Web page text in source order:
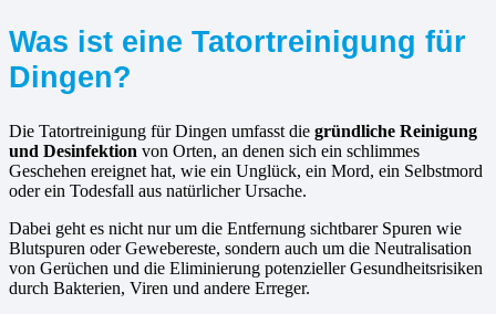
Was ist eine Tatortreinigung für
Dingen?
Die Tatortreinigung für Dingen umfasst die gründliche Reinigung
und Desinfektion von Orten, an denen sich ein schlimmes
Geschehen ereignet hat, wie ein Unglück, ein Mord, ein Selbstmord
oder ein Todesfall aus natürlicher Ursache.
Dabei geht es nicht nur um die Entfernung sichtbarer Spuren wie
Blutspuren oder Gewebereste, sondern auch um die Neutralisation
von Gerüchen und die Eliminierung potenzieller Gesundheitsrisiken
durch Bakterien, Viren und andere Erreger.